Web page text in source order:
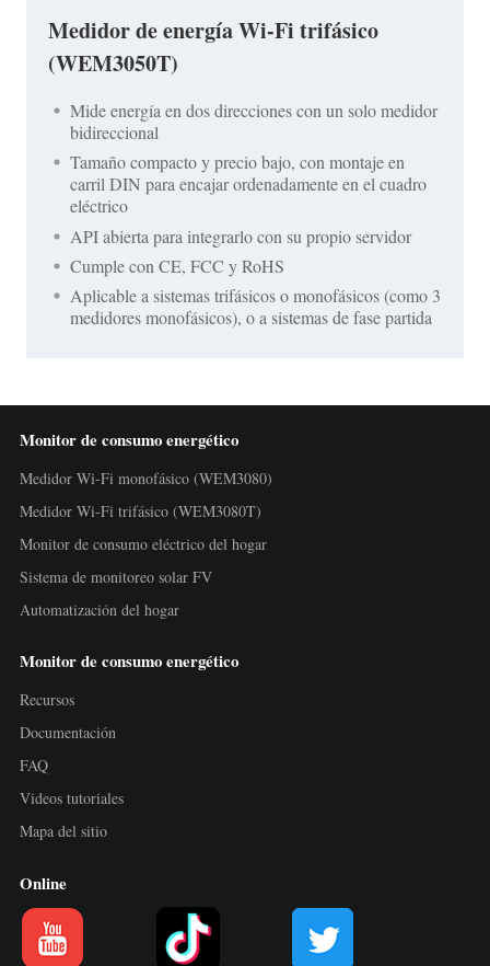
Medidor de energía Wi-Fi trifásico
(WEM3050T)
Mide energía en dos direcciones con un solo medidor
bidireccional
Tamaño compacto y precio bajo, con montaje en
carril DIN para encajar ordenadamente en el cuadro
eléctrico
API abierta para integrarlo con su propio servidor
Cumple con CE, FCC y RoHS
Aplicable a sistemas trifásicos o monofásicos (como 3
medidores monofásicos), o a sistemas de fase partida
Monitor de consumo energético
Medidor Wi-Fi monofásico (WEM3080)
Medidor Wi-Fi trifásico (WEM3080T)
Monitor de consumo eléctrico del hogar
Sistema de monitoreo solar FV
Automatización del hogar
Monitor de consumo energético
Recursos
Documentación
FAQ
Videos tutoriales
Mapa del sitio
Online